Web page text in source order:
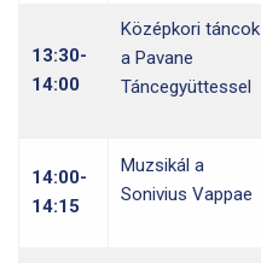
13:30-
14:00
Középkori táncok
a Pavane
Táncegyüttessel
14:00-
14:15
Muzsikál a
Sonivius Vappae